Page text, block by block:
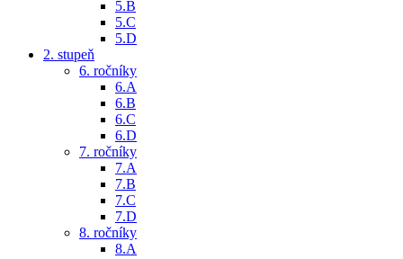
5.B
5.C
5.D
2. stupeň
6. ročníky
6.A
6.B
6.C
6.D
7. ročníky
7.A
7.B
7.C
7.D
8. ročníky
8.A